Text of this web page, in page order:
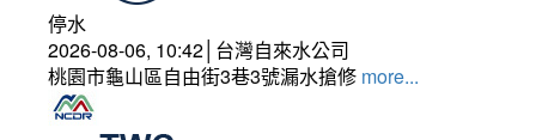
停水
2026-08-06, 10:42│台灣自來水公司
桃園市龜山區自由街3巷3號漏水搶修 more...